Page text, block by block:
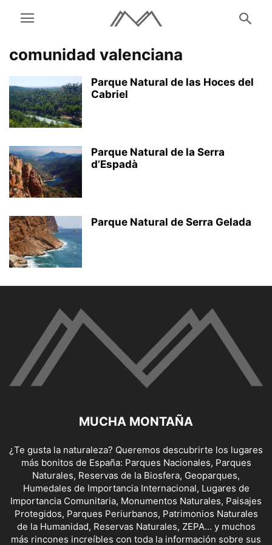
comunidad valenciana
Parque Natural de las Hoces del
Cabriel
Parque Natural de la Serra
d’Espadà
Parque Natural de Serra Gelada
MUCHA MONTAÑA
¿Te gusta la naturaleza? Queremos descubrirte los lugares
más bonitos de España: Parques Nacionales, Parques
Naturales, Reservas de la Biosfera, Geoparques,
Humedales de Importancia Internacional, Lugares de
Importancia Comunitaria, Monumentos Naturales, Paisajes
Protegidos, Parques Periurbanos, Patrimonios Naturales
de la Humanidad, Reservas Naturales, ZEPA... y muchos
más rincones increíbles con toda la información sobre sus